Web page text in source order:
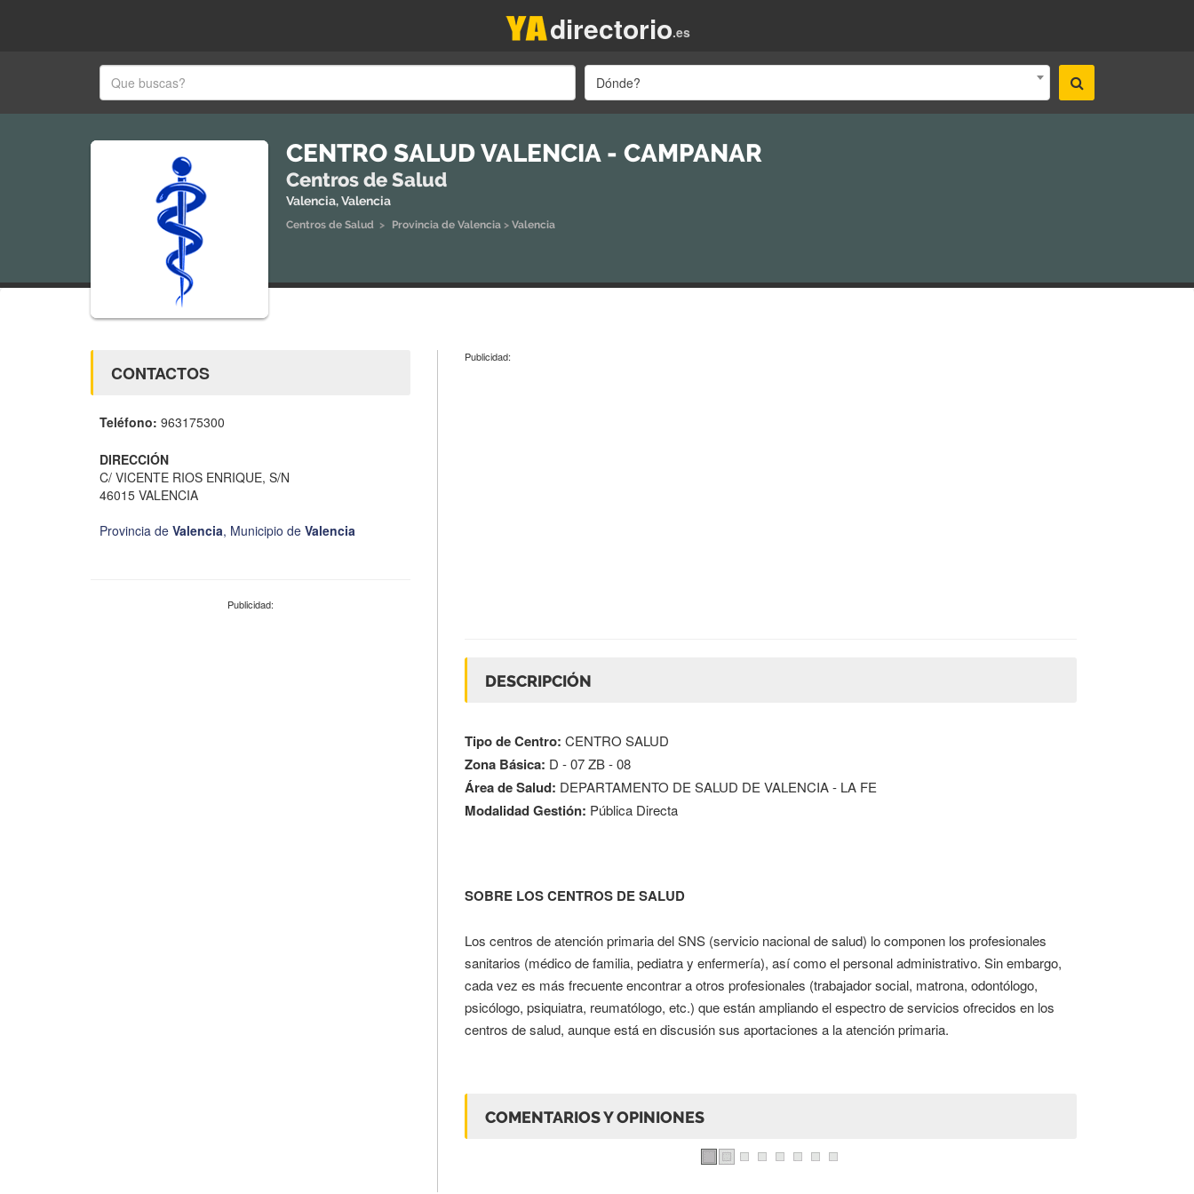
.es
directorio
Dónde?
CENTRO SALUD VALENCIA - CAMPANAR
Centros de Salud
Valencia, Valencia
Centros de Salud > Provincia de Valencia > Valencia
CONTACTOS
Teléfono: 963175300
DIRECCIÓN
C/ VICENTE RIOS ENRIQUE, S/N
46015 VALENCIA
Provincia de Valencia, Municipio de Valencia
Publicidad:
Publicidad:
DESCRIPCIÓN
Tipo de Centro: CENTRO SALUD
Zona Básica: D - 07 ZB - 08
Área de Salud: DEPARTAMENTO DE SALUD DE VALENCIA - LA FE
Modalidad Gestión: Pública Directa
SOBRE LOS CENTROS DE SALUD
Los centros de atención primaria del SNS (servicio nacional de salud) lo componen los profesionales
sanitarios (médico de familia, pediatra y enfermería), así como el personal administrativo. Sin embargo,
cada vez es más frecuente encontrar a otros profesionales (trabajador social, matrona, odontólogo,
psicólogo, psiquiatra, reumatólogo, etc.) que están ampliando el espectro de servicios ofrecidos en los
centros de salud, aunque está en discusión sus aportaciones a la atención primaria.
COMENTARIOS Y OPINIONES